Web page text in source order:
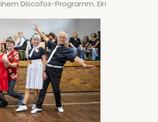
Discofox-Programm. Ein